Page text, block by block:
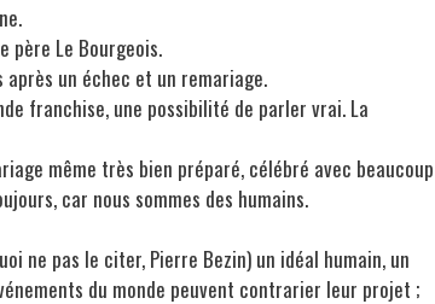
père Le Bourgeois.
un échec et un remariage.
franchise, une possibilité de parler vrai. La
même très bien préparé, célébré avec beaucoup
car nous sommes des humains.
ne pas le citer, Pierre Bezin) un idéal humain, un
du monde peuvent contrarier leur projet ;